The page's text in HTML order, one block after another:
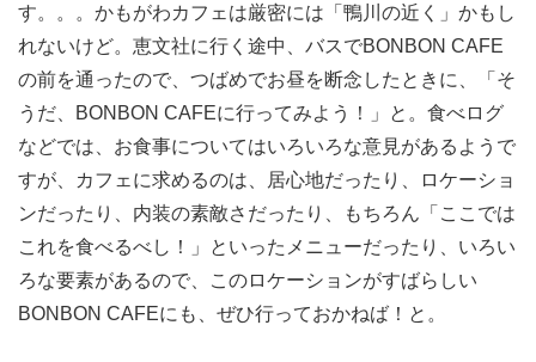
す。。。かもがわカフェは厳密には「鴨川の近く」かもし
れないけど。恵文社に行く途中、バスでBONBON CAFE
の前を通ったので、つばめでお昼を断念したときに、「そ
うだ、BONBON CAFEに行ってみよう！」と。食べログ
などでは、お食事についてはいろいろな意見があるようで
すが、カフェに求めるのは、居心地だったり、ロケーショ
ンだったり、内装の素敵さだったり、もちろん「ここでは
これを食べるべし！」といったメニューだったり、いろい
ろな要素があるので、このロケーションがすばらしい
BONBON CAFEにも、ぜひ行っておかねば！と。